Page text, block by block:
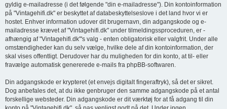
gyldig e-mailadresse (i det følgende "din e-mailadresse"). Din kontoinformation
på "Vintagehifi.dk" er beskyttet af databeskyttelseslove i det land hvor vi er
hostet. Enhver information udover dit brugernavn, din adgangskode og e-
mailadresse krævet af "Vintagehifi.dk" under tilmeldingssproceduren, er -
afhængig af "Vintagehifi.dk"'s valg - enten obligatorisk eller valgfrit. Under alle
omstændigheder kan du selv vælge, hvilke dele af din kontoinformation, der
skal vises offentligt. Derudover har du muligheden for din konto, at til- eller
fravælge automatisk genererede e-mails fra phpBB-softwaren.
Din adgangskode er krypteret (et envejs digitalt fingeraftryk), så det er sikret.
Dog anbefales det, at du ikke genbruger den samme adgangskode på et antal
forskellige websteder. Din adgangskode er dit værktøj for at få adgang til din